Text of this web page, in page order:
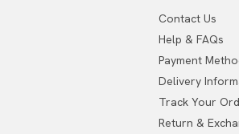
Contact Us
Help & FAQs
Payment
Delivery
Track Your
Return &